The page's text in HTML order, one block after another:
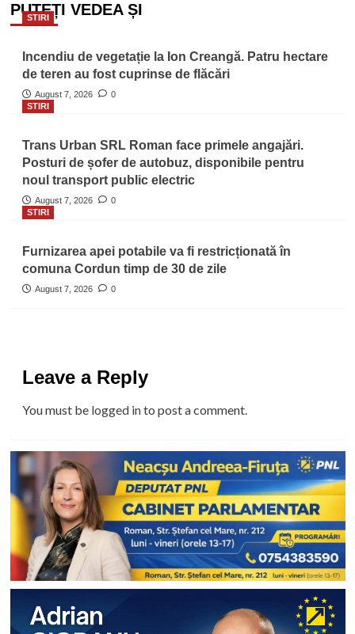
PUTEȚI VEDEA ȘI
STIRI
Incendiu de vegetație la Ion Creangă. Patru hectare
de teren au fost cuprinse de flăcări
August 7, 2026
0
STIRI
Trans Urban SRL Roman face primele angajări.
Posturi de șofer de autobuz, disponibile pentru
noul transport public electric
August 7, 2026
0
STIRI
Furnizarea apei potabile va fi restricționată în
comuna Cordun timp de 30 de zile
August 7, 2026 0
Leave a Reply
You must be logged into post a comment.